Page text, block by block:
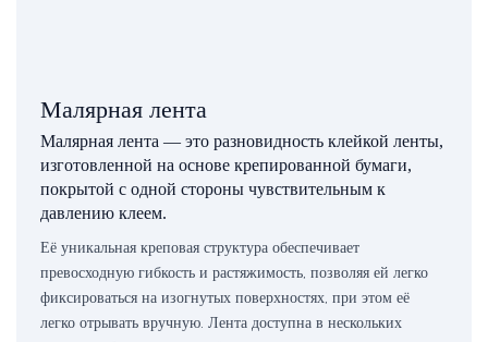
Малярная лента
Малярная лента — это разновидность клейкой ленты,
изготовленной на основе крепированной бумаги,
покрытой с одной стороны чувствительным к
давлению клеем.
Её уникальная креповая структура обеспечивает
превосходную гибкость и растяжимость, позволяя ей легко
фиксироваться на изогнутых поверхностях, при этом её
легко отрывать вручную. Лента доступна в нескольких